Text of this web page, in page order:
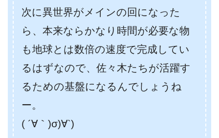
次に異世界がメインの回になった
ら、本来ならかなり時間が必要な物
も地球とは数倍の速度で完成してい
るはずなので、佐々木たちが活躍す
るための基盤になるんでしょうね
ー。
( ´∀｀)σ)∀`)